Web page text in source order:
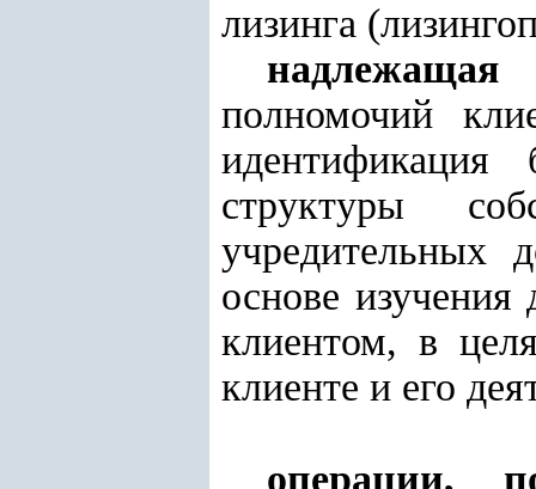
лизинга
надлежащая
полномочий
идентификация
структуры
учредительных
основе
клиентом, в
клиенте и его
операции,